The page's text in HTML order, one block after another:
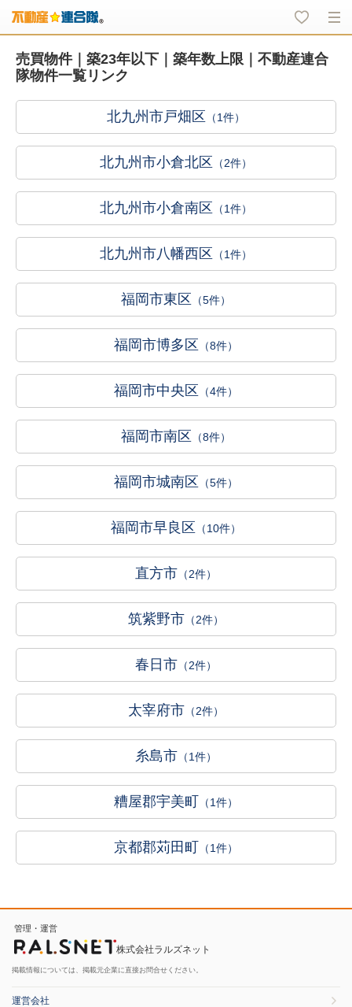
売買物件｜築23年以下｜築年数上限｜不動産連合
隊物件一覧リンク
北九州市戸畑区 （1件）
北九州市小倉北区 （2件）
北九州市小倉南区 （1件）
北九州市八幡西区 （1件）
福岡市東区 （5件）
福岡市博多区 （8件）
福岡市中央区 （4件）
福岡市南区 （8件）
福岡市城南区 （5件）
福岡市早良区 （10件）
直方市 （2件）
筑紫野市 （2件）
春日市 （2件）
太宰府市 （2件）
糸島市 （1件）
糟屋郡宇美町 （1件）
京都郡苅田町 （1件）
管理・運営
株式会社ラルズネット
掲載情報については、掲載元企業に直接お問合せください。
運営会社